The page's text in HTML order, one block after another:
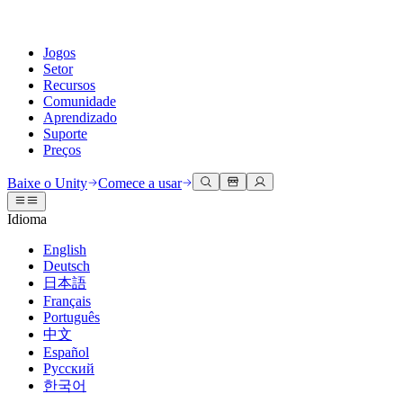
Jogos
Setor
Recursos
Comunidade
Aprendizado
Suporte
Preços
Engine do Unity
Crie jogos 2D e 3D para qualquer plataforma
Colaboração
Colabore e itere rapidamente com sua equipe
Baixe o Unity
Planos e preços
Implante
Multiplataforma
Colaboração 3D
Construa e revise projetos 3D em tempo real
Treinamento imersivo
Treine em ambientes imersivos
Experiências do cliente
Crie experiências interativas em 3D
Setores
Manufatura
Documentação
Ferramentas de desenvolvedor
Versões de lançamento e rastreador de problemas
Roteiro
Revisar recursos futuros
Glossário
Discussões
Eventos
Eventos globais e locais
Histórias da comunidade
Made with Unity
Mostrando criadores do Unity
Unity Learn
Domine habilidades do Unity gratuitamente
Treinamento profissional
Aprimore sua equipe com treinadores do Unity
É iniciante no Unity?
Conceitos básicos
Inicie seu aprendizado
Caminhos Essenciais do Unity
Obter ajuda
Ajudando você a ter sucesso com Unity
Planos de sucesso
Alcance seus objetivos mais rápido com suporte especializado
Perguntas frequentes
Respostas para perguntas comuns
Entre em contato conosco
Conecte-se com nossa equipe
Baixe o Unity Comece a usar
Idioma
English
Deutsch
日本語
Français
Português
中文
Español
Русский
한국어